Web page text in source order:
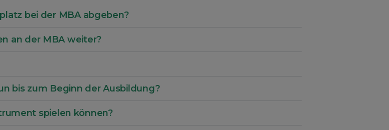
bei der MBA abgeben?
an der MBA weiter?
bis zum Beginn der Ausbildung?
spielen können?